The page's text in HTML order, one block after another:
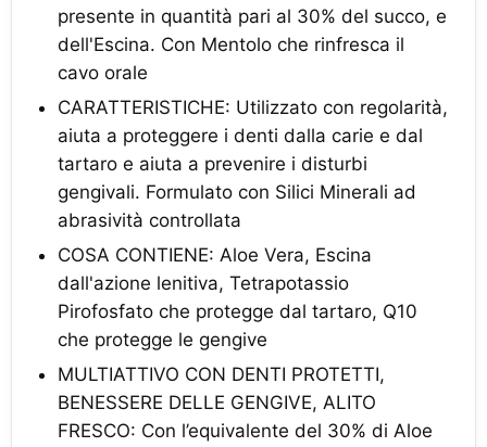
presente in quantità pari al 30% del succo, e
dell'Escina. Con Mentolo che rinfresca il
cavo orale
CARATTERISTICHE: Utilizzato con regolarità,
aiuta a proteggere i denti dalla carie e dal
tartaro e aiuta a prevenire i disturbi
gengivali. Formulato con Silici Minerali ad
abrasività controllata
COSA CONTIENE: Aloe Vera, Escina
dall'azione lenitiva, Tetrapotassio
Pirofosfato che protegge dal tartaro, Q10
che protegge le gengive
MULTIATTIVO CON DENTI PROTETTI,
BENESSERE DELLE GENGIVE, ALITO
FRESCO: Con l’equivalente del 30% di Aloe